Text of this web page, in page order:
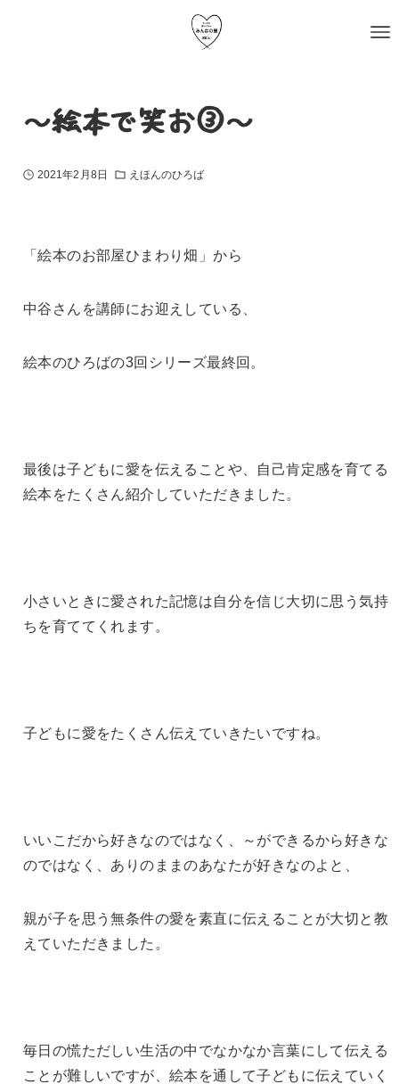
～絵本で笑お③～
2021年2月8日 えほんのひろば
「絵本のお部屋ひまわり畑」から
中谷さんを講師にお迎えしている、
絵本のひろばの3回シリーズ最終回。
最後は子どもに愛を伝えることや、 自己肯定感を育てる
絵本をたくさん紹介していただきました。
小さいときに愛された記憶は自分を信じ大切に思う気持
ちを育てて くれます。
子どもに愛をたくさん伝えていきたいですね。
いいこだから好きなのではなく、～ ができるから好きな
のではなく、 ありのままのあなたが好きなのよと、
親が子を思う無条件の愛を素直に伝えることが大切と教
えていただきました。
毎日の慌ただしい生活の中でなかなか言葉にして伝える
ことが難しいですが、 絵本を通して子どもに伝えていく